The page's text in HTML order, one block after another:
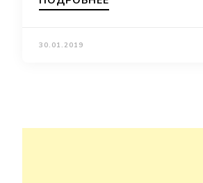
30.01.2019